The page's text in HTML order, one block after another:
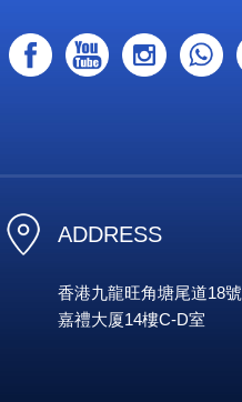
ADDRESS
香港九龍旺角塘尾道18號
嘉禮大厦14樓C-D室